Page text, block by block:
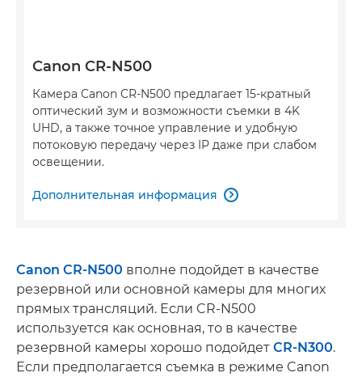
Canon CR-N500
Камера Canon CR-N500 предлагает 15-кратный
оптический зум и возможности съемки в 4K
UHD, а также точное управление и удобную
потоковую передачу через IP даже при слабом
освещении.
Дополнительная информация 
Canon CR-N500 вполне подойдет в качестве
резервной или основной камеры для многих
прямых трансляций. Если CR-N500
используется как основная, то в качестве
резервной камеры хорошо подойдет CR-N300.
Если предполагается съемка в режиме Canon